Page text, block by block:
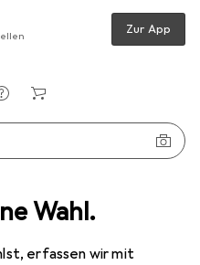
Wahl.
erfassen wir mit
Zur App
2.0 Zip Trainingsshirt Herren